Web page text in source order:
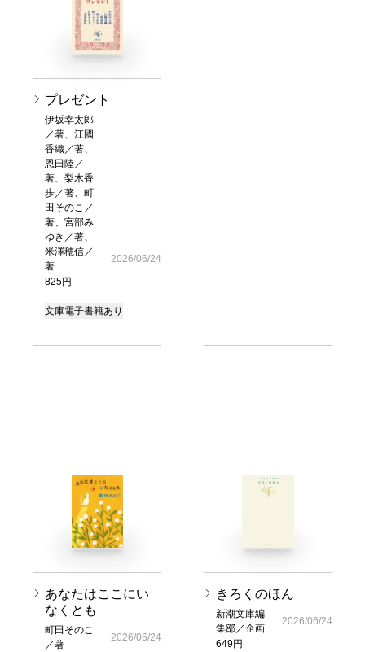
プレゼント
伊坂幸太郎
／著、江國
香織／著、
恩田陸／
著、梨木香
歩／著、町
田そのこ／
著、宮部み
ゆき／著、
米澤穂信／
著
825円
2026/06/24
文庫電子書籍あり
あなたはここにい
なくとも
町田そのこ
／著
2026/06/24
きろくのほん
新潮文庫編
集部／企画
649円
2026/06/24